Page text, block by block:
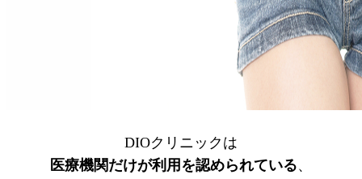
DIOクリニックは
医療機関だけが利用を認められている、